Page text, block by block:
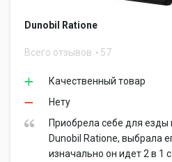
Dunobil Ratione
Всего отзывов 57
Качественный товар
Нету
Приобрела себе для езды
Dunobil Ratione, выбрала
изначально он идет 2 в 1